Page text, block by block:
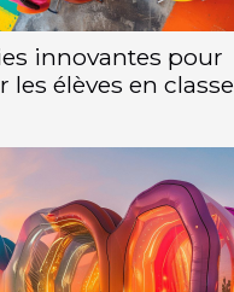
innovantes pour
les élèves en classe